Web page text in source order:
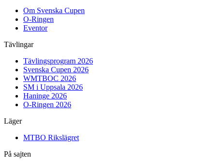
Om Svenska Cupen
O-Ringen
Eventor
Tävlingar
Tävlingsprogram 2026
Svenska Cupen 2026
WMTBOC 2026
SM i Uppsala 2026
Haninge 2026
O-Ringen 2026
Läger
MTBO Rikslägret
På sajten